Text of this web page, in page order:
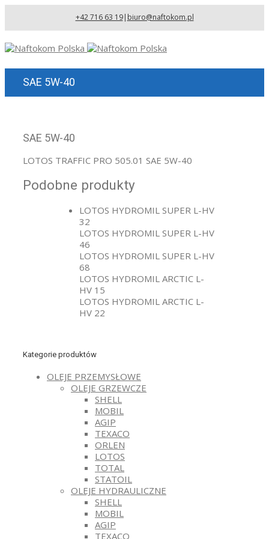
+42 716 63 19| biuro@naftokom.pl
SAE 5W-40
SAE 5W-40
LOTOS TRAFFIC PRO 505.01 SAE 5W-40
Podobne produkty
LOTOS HYDROMIL SUPER L-HV
32
LOTOS HYDROMIL SUPER L-HV
46
LOTOS HYDROMIL SUPER L-HV
68
LOTOS HYDROMIL ARCTIC L-
HV 15
LOTOS HYDROMIL ARCTIC L-
HV 22
Kategorie produktów
OLEJE PRZEMYSŁOWE
OLEJE GRZEWCZE
SHELL
MOBIL
AGIP
TEXACO
ORLEN
LOTOS
TOTAL
STATOIL
OLEJE HYDRAULICZNE
SHELL
MOBIL
AGIP
TEXACO